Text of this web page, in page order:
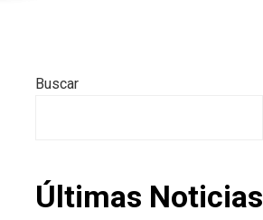
Buscar
Últimas Noticias